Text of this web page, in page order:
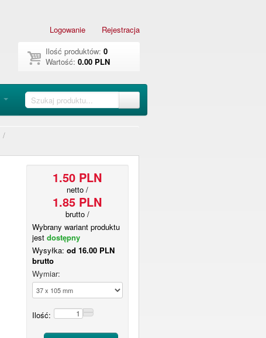
Logowanie Rejestracja
Ilość produktów: 0
Wartość: 0.00 PLN
/
1.50 PLN
netto /
1.85 PLN
brutto /
Wybrany wariant produktu
jest dostępny
Wysyłka: od 16.00 PLN
brutto
Wymiar:
Ilość: